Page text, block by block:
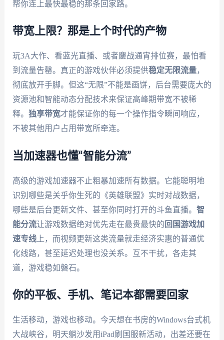
帮你连上最快最稳的那条回家路。
带宽上限？那是上个时代的产物
玩3A大作、看蓝光直播、或者鏖战通宵排位赛，最怕看
到流量告罄。真正的游戏伙伴必须提供稳定无限流量，
彻底放开手脚。但这“无限”不能是画饼，后台需要庞大的
资源池和智能动态分配技术来保证高峰期带宽不被稀
释。 独享带宽才能保证你的每一个操作指令瞬间响应，
不被其他用户占用带宽所牵连。
当加速器也懂“智能分流”
高级的游戏加速器不止粗暴加速所有数据。它能聪明地
识别哪些是关乎你生死的《英雄联盟》实时对战数据，
哪些是后台更新文件、甚至你同时打开的斗鱼直播。 智
能分流让游戏数据绝对优先走在最贵最快的 回国游戏加
速专线上，而视频更新这类流量就走经济实惠的普通优
化线路，甚至延迟处理也没关系。互不干扰，各走其
道，游戏稳如磐石。
你的平板、手机、笔记本都需要回家
生活移动，游戏也移动。今天想在书房的Windows台式机
大战峡谷，明天躺沙发用iPad刷国服新活动，出差还要在